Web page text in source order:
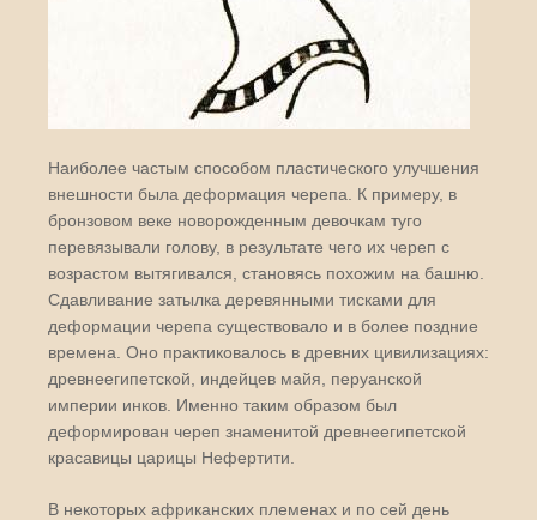
Наиболее частым способом пластического улучшения
внешности была деформация черепа. К примеру, в
бронзовом веке новорожденным девочкам туго
перевязывали голову, в результате чего их череп с
возрастом вытягивался, становясь похожим на башню.
Сдавливание затылка деревянными тисками для
деформации черепа существовало и в более поздние
времена. Оно практиковалось в древних цивилизациях:
древнеегипетской, индейцев майя, перуанской
империи инков. Именно таким образом был
деформирован череп знаменитой древнеегипетской
красавицы царицы Нефертити.
В некоторых африканских племенах и по сей день